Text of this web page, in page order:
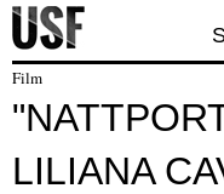
Film
LILIANA